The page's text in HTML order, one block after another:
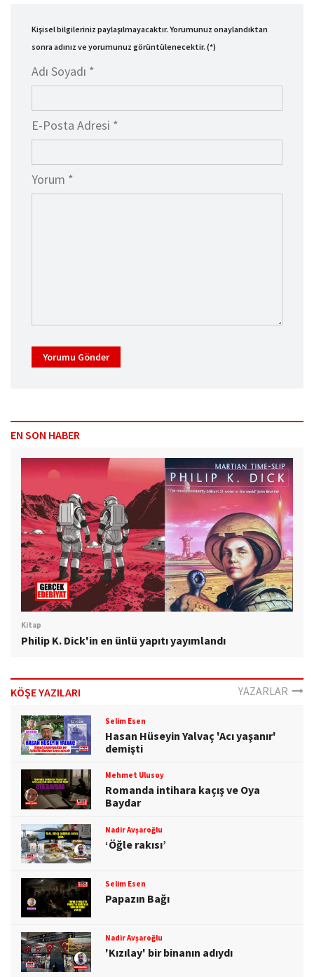
Kişisel bilgileriniz paylaşılmayacaktır. Yorumunuz onaylandıktan
sonra adınız ve yorumunuz görüntülenecektir. (*)
Adı Soyadı *
E-Posta Adresi *
Yorum *
Yorumu Gönder
EN SON HABER
Kitap
Philip K. Dick'in en ünlü yapıtı yayımlandı
KÖŞE YAZILARI YAZARLAR
Selim Esen
Hasan Hüseyin Yalvaç 'Acı yaşanır'
demişti
Mehmet Ulusoy
Romanda intihara kaçış ve Oya
Baydar
Nadir Avşaroğlu
‘Öğle rakısı’
Selim Esen
Papazın Bağı
Nadir Avşaroğlu
'Kızılay' bir binanın adıydı